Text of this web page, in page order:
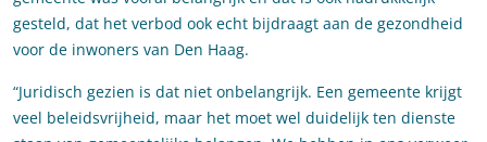
gesteld, dat het verbod ook echt bijdraagt aan de gezondheid
voor de inwoners van Den Haag.
“Juridisch gezien is dat niet onbelangrijk. Een gemeente krijgt
veel beleidsvrijheid, maar het moet wel duidelijk ten dienste